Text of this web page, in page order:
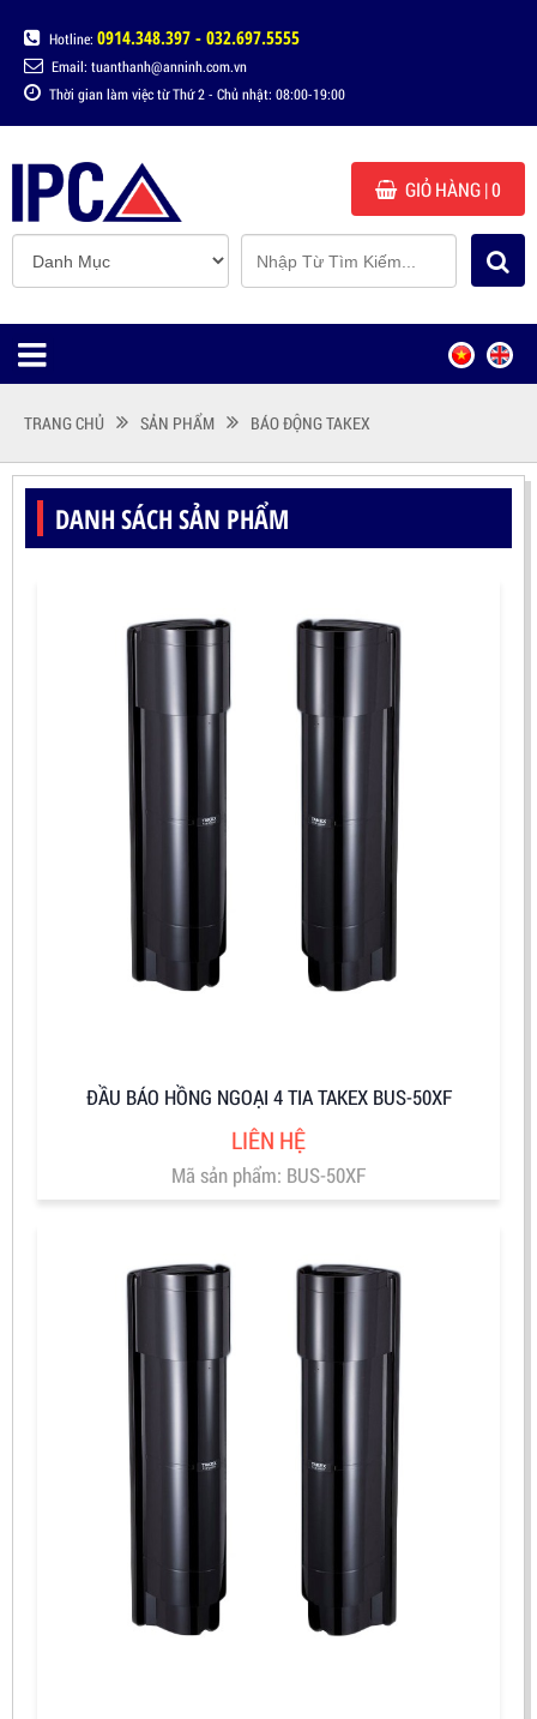
Hotline: 0914.348.397 - 032.697.5555
Email: tuanthanh@anninh.com.vn
Thời gian làm việc từ Thứ 2 - Chủ nhật: 08:00-19:00
GIỎ HÀNG| 0
TRANG CHỦ SẢN PHẨM BÁO ĐỘNG TAKEX
DANH SÁCH SẢN PHẨM
ĐẦU BÁO HỒNG NGOẠI 4 TIA TAKEX BUS-50XF
LIÊN HỆ
Mã sản phẩm: BUS-50XF